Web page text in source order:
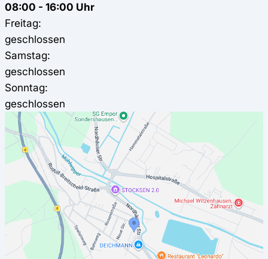
08:00 - 16:00 Uhr
Freitag:
geschlossen
Samstag:
geschlossen
Sonntag:
geschlossen